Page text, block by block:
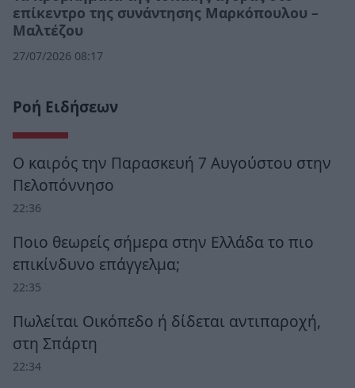
επίκεντρο της συνάντησης Μαρκόπουλου –
Μαλτέζου
27/07/2026 08:17
Ροή Ειδήσεων
Ο καιρός την Παρασκευή 7 Αυγούστου στην
Πελοπόννησο
22:36
Ποιο θεωρείς σήμερα στην Ελλάδα το πιο
επικίνδυνο επάγγελμα;
22:35
Πωλείται Οικόπεδο ή δίδεται αντιπαροχή,
στη Σπάρτη
22:34